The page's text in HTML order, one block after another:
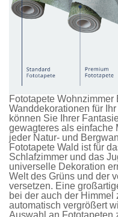
Fototapete Wohnzimmer
Wanddekorationen für
können Sie Ihrer
gewagteres als einfache
jeder Natur- und
Fototapete Wald ist für
Schlafzimmer und das
universelle Dekoration
Welt des Grüns und der
versetzen. Eine
bei der auch der
automatisch vergrößert
Auswahl an Fototapeten